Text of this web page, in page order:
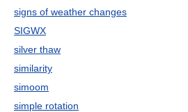
signs of weather changes
SIGWX
silver thaw
similarity
simoom
simple rotation